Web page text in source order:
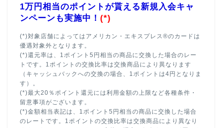
1万円相当のポイントが貰える新規入会キャ
ンペーンも実施中！ (*)
(*)対象店舗によってはアメリカン・エキスプレス®のカードは
優遇対象外となります。
(*)還元率は、1ポイント5円相当の商品に交換した場合のレー
トです。1ポイントの交換比率は交換商品により異なります
（キャッシュバックへの交換の場合、1ポイントは4円となりま
す）。
(*)最大20％ポイント還元には利用金額の上限など各種条件・
留意事項がございます。
(*)金額相当表記は、1ポイント5円相当の商品に交換した場合
のレートです。1ポイントの交換比率は交換商品により異なり